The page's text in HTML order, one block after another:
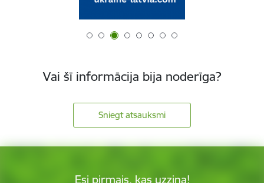
Vai šī informācija bija noderīga?
Sniegt atsauksmi
Esi pirmais, kas uzzina!